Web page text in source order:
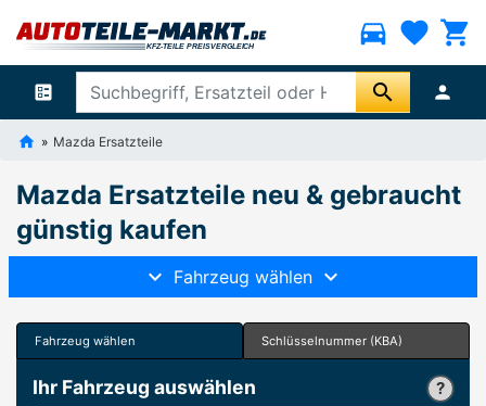
directions_car favorite shopping_cart
ballot search person
Mazda Ersatzteile
Mazda Ersatzteile neu & gebraucht
günstig kaufen
Fahrzeug wählen
Fahrzeug wählen Schlüsselnummer (KBA)
Ihr Fahrzeug auswählen